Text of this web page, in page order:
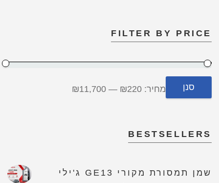
FILTER BY PRICE
סנן מחיר: ₪220
—
₪11,700
BESTSELLERS
שמן תמסורת מקורי GE13 ג'ילי